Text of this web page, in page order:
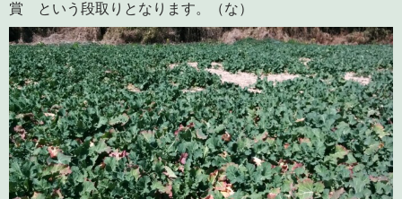
賞 という段取りとなります。（な）